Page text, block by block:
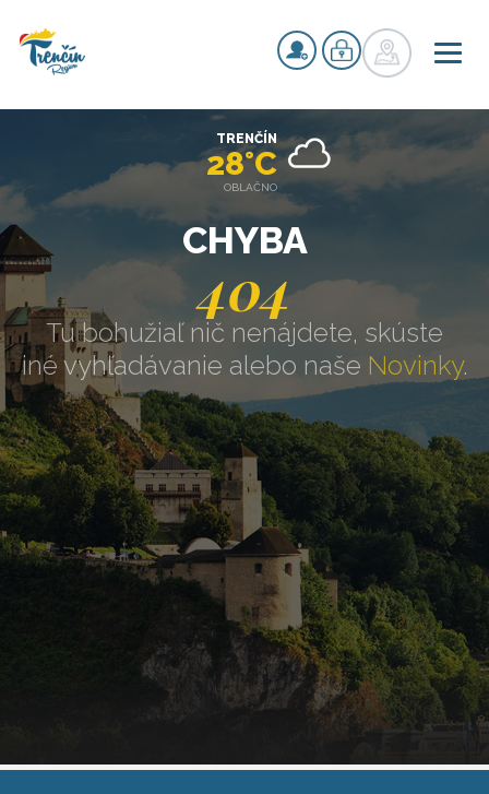
CHYBA
404
Tu bohužiaľ nič nenájdete, skúste
iné vyhľadávanie alebo naše Novinky.
TRENČÍN
28°C
OBLAČNO